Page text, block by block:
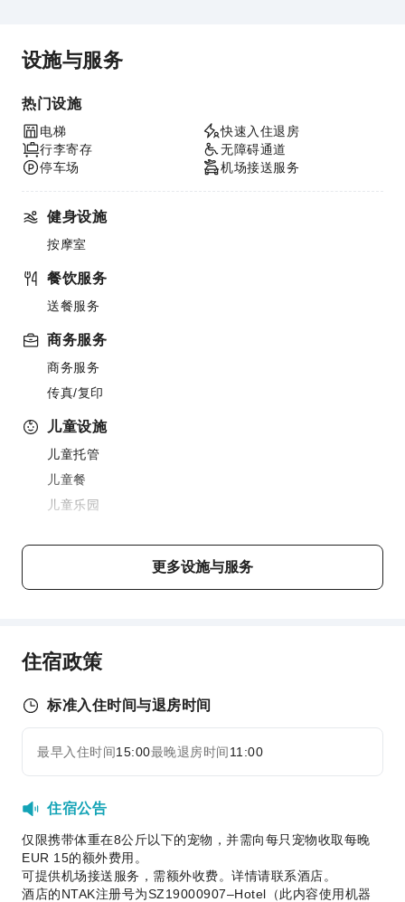
设施与服务
热门设施
电梯
行李寄存
停车场
快速入住退房
无障碍通道
机场接送服务
健身设施
按摩室
餐饮服务
送餐服务
商务服务
商务服务
传真/复印
儿童设施
儿童托管
儿童餐
儿童乐园
租车服务
清洁服务
熨衣服务
洗衣服务
公共区域设施
花园
共用厨房
电梯
吸烟区
展开全部
更多设施与服务
住宿政策
标准入住时间与退房时间
最早入住时间15:00最晚退房时间11:00
住宿公告
仅限携带体重在8公斤以下的宠物，并需向每只宠物收取每晚
EUR 15的额外费用。
可提供机场接送服务，需额外收费。详情请联系酒店。
酒店的NTAK注册号为SZ19000907–Hotel（此内容使用机器